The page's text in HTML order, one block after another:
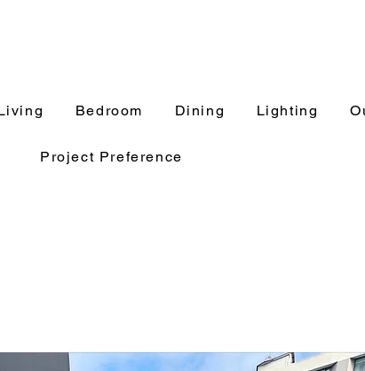
Bedroom Dining Lighting
Project Preference